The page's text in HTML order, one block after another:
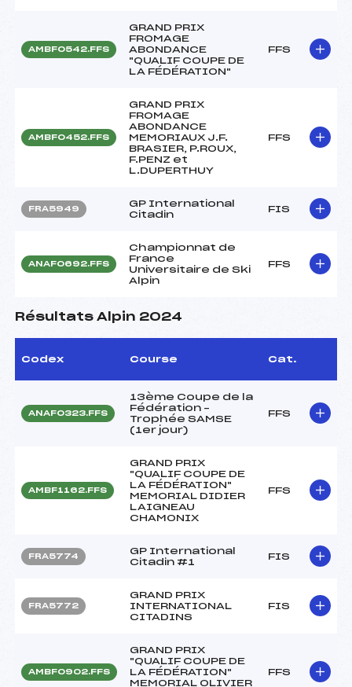
AMBF0542.FFS
GRAND PRIX
FROMAGE
ABONDANCE
"QUALIF COUPE DE
LA FÉDÉRATION"
FFS
AMBF0452.FFS
GRAND PRIX
FROMAGE
ABONDANCE
MEMORIAUX J.F.
BRASIER, P.ROUX,
F.PENZ et
L.DUPERTHUY
FFS
FRA5949
GP International
Citadin
FIS
ANAF0692.FFS
Championnat de
France
Universitaire de Ski
Alpin
FFS
Résultats Alpin 2024
Codex Course Cat.
ANAF0323.FFS
13ème Coupe de la
Fédération –
Trophée SAMSE
(1er jour)
FFS
AMBF1162.FFS
GRAND PRIX
"QUALIF COUPE DE
LA FÉDÉRATION"
MEMORIAL DIDIER
LAIGNEAU
CHAMONIX
FFS
FRA5774
GP International
Citadin #1
FIS
FRA5772
GRAND PRIX
INTERNATIONAL
CITADINS
FIS
AMBF0902.FFS
GRAND PRIX
"QUALIF COUPE DE
LA FÉDÉRATION"
MEMORIAL OLIVIER
FFS